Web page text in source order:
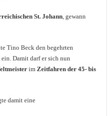
St. Johann, gewann
Tino Beck den begehrten
ein. Damit darf er sich nun
im Zeitfahren der 45- bis
damit eine